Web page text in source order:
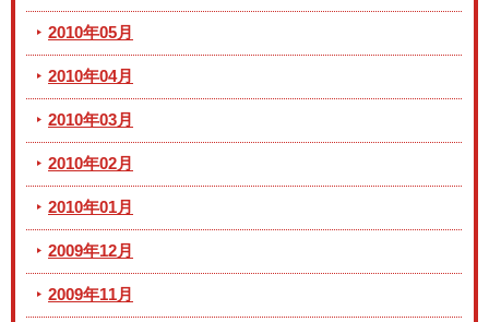
2010年05月
2010年04月
2010年03月
2010年02月
2010年01月
2009年12月
2009年11月